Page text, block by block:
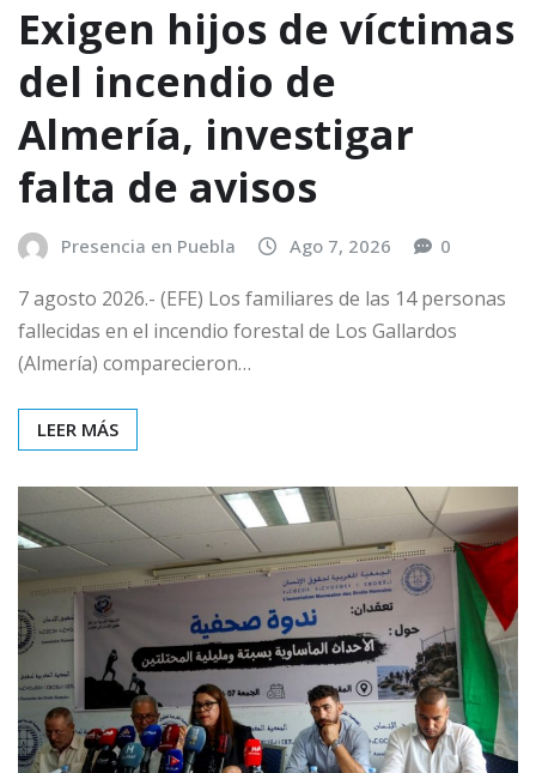
Exigen hijos de víctimas
del incendio de
Almería, investigar
falta de avisos
Presencia en Puebla Ago 7, 2026 0
7 agosto 2026.- (EFE) Los familiares de las 14 personas
fallecidas en el incendio forestal de Los Gallardos
(Almería) comparecieron…
LEER MÁS